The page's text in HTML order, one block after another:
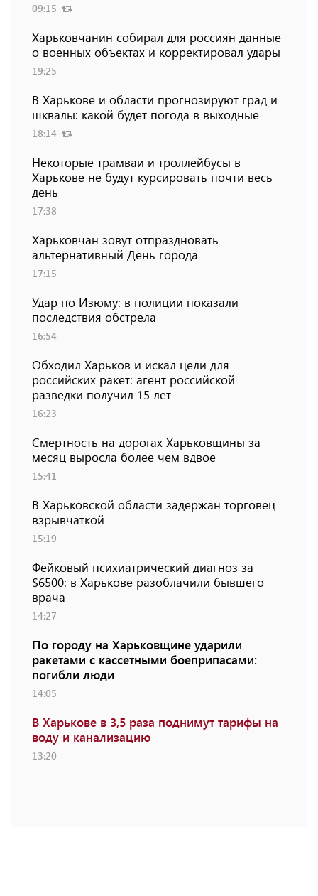
09:15
Харьковчанин собирал для россиян данные
о военных объектах и ​​корректировал удары
19:25
В Харькове и области прогнозируют град и
шквалы: какой будет погода в выходные
18:14
Некоторые трамваи и троллейбусы в
Харькове не будут курсировать почти весь
день
17:38
Харьковчан зовут отпраздновать
альтернативный День города
17:15
Удар по Изюму: в полиции показали
последствия обстрела
16:54
Обходил Харьков и искал цели для
российских ракет: агент российской
разведки получил 15 лет
16:23
Смертность на дорогах Харьковщины за
месяц выросла более чем вдвое
15:41
В Харьковской области задержан торговец
взрывчаткой
15:19
Фейковый психиатрический диагноз за
$6500: в Харькове разоблачили бывшего
врача
14:27
По городу на Харьковщине ударили
ракетами с кассетными боеприпасами:
погибли люди
14:05
В Харькове в 3,5 раза поднимут тарифы на
воду и канализацию
13:20